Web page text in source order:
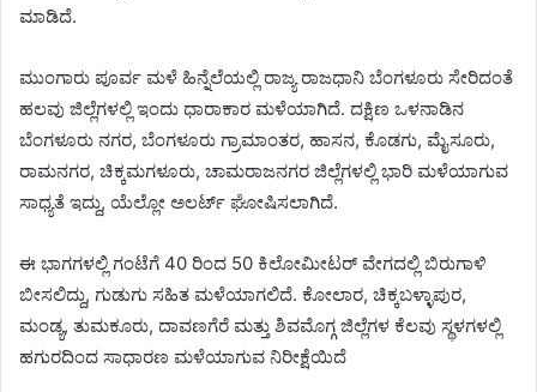
ಮಾಡಿದೆ.
ಮುಂಗಾರು ಪೂರ್ವ ಮಳೆ ಹಿನ್ನೆಲೆಯಲ್ಲಿ ರಾಜ್ಯ ರಾಜಧಾನಿ ಬೆಂಗಳೂರು ಸೇರಿದಂತೆ
ಹಲವು ಜಿಲ್ಲೆಗಳಲ್ಲಿ ಇಂದು ಧಾರಾಕಾರ ಮಳೆಯಾಗಿದೆ. ದಕ್ಷಿಣ ಒಳನಾಡಿನ
ಬೆಂಗಳೂರು ನಗರ, ಬೆಂಗಳೂರು ಗ್ರಾಮಾಂತರ, ಹಾಸನ, ಕೊಡಗು, ಮೈಸೂರು,
ರಾಮನಗರ, ಚಿಕ್ಕಮಗಳೂರು, ಚಾಮರಾಜನಗರ ಜಿಲ್ಲೆಗಳಲ್ಲಿ ಭಾರಿ ಮಳೆಯಾಗುವ
ಸಾಧ್ಯತೆ ಇದ್ದು, ಯೆಲ್ಲೋ ಅಲರ್ಟ್ ಘೋಷಿಸಲಾಗಿದೆ.
ಈ ಭಾಗಗಳಲ್ಲಿ ಗಂಟೆಗೆ 40 ರಿಂದ 50 ಕಿಲೋಮೀಟರ್ ವೇಗದಲ್ಲಿ ಬಿರುಗಾಳಿ
ಬೀಸಲಿದ್ದು, ಗುಡುಗು ಸಹಿತ ಮಳೆಯಾಗಲಿದೆ. ಕೋಲಾರ, ಚಿಕ್ಕಬಳ್ಳಾಪುರ,
ಮಂಡ್ಯ, ತುಮಕೂರು, ದಾವಣಗೆರೆ ಮತ್ತು ಶಿವಮೊಗ್ಗ ಜಿಲ್ಲೆಗಳ ಕೆಲವು ಸ್ಥಳಗಳಲ್ಲಿ
ಹಗುರದಿಂದ ಸಾಧಾರಣ ಮಳೆಯಾಗುವ ನಿರೀಕ್ಷೆಯಿದೆ